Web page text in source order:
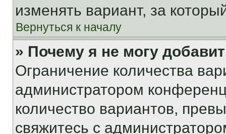
изменять вариант, за
Вернуться к началу
» Почему я не могу
Ограничение количества
администратором
количество вариантов,
свяжитесь с